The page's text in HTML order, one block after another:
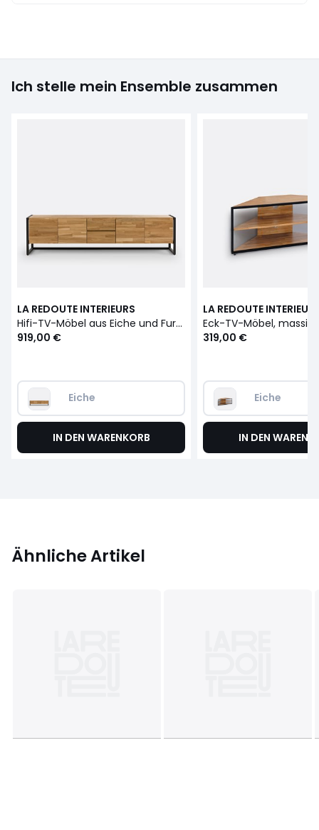
Ich stelle mein Ensemble zusammen
LA REDOUTE INTERIEURS
Hifi-TV-Möbel aus Eiche und Furnier, B200 cm, Hiba
919,00 €
Eiche
IN DEN WARENKORB
LA REDOUTE
319,00 €
Eiche
IN DEN
Ähnliche Artikel